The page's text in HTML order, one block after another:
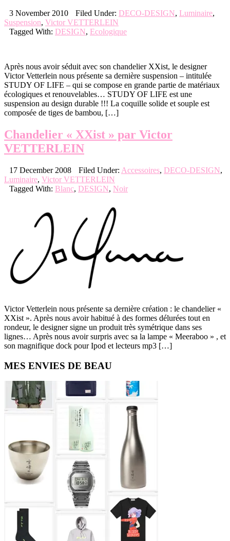
3 November 2010 Filed Under: DECO-DESIGN, Luminaire,
Suspension, Victor VETTERLEIN
Tagged With: DESIGN, Ecologique
Après nous avoir séduit avec son chandelier XXist, le designer
Victor Vetterlein nous présente sa dernière suspension – intitulée
STUDY OF LIFE – qui se compose en grande partie de matériaux
écologiques et renouvelables… STUDY OF LIFE est une
suspension au design durable !!! La coquille solide et souple est
composée de tiges de bambou, […]
Chandelier « XXist » par Victor
VETTERLEIN
17 December 2008 Filed Under: Accessoires, DECO-DESIGN,
Luminaire, Victor VETTERLEIN
Tagged With: Blanc, DESIGN, Noir
Victor Vetterlein nous présente sa dernière création : le chandelier «
XXist ». Après nous avoir habitué à des formes délurées tout en
rondeur, le designer signe un produit très symétrique dans ses
lignes… Après nous avoir surpris avec sa la lampe « Meeraboo » , et
son magnifique dock pour Ipod et lecteurs mp3 […]
Primary
Sidebar
MES ENVIES DE BEAU